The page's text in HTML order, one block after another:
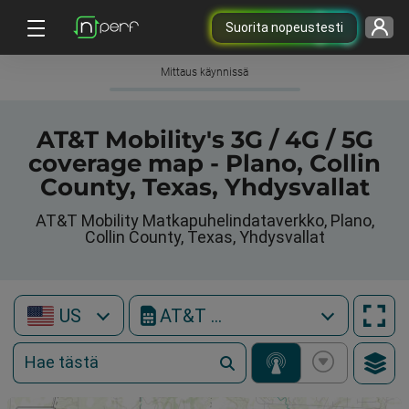
Suorita nopeustesti
Mittaus käynnissä
AT&T Mobility's 3G / 4G / 5G
coverage map - Plano, Collin
County, Texas, Yhdysvallat
AT&T Mobility Matkapuhelindataverkko, Plano,
Collin County, Texas, Yhdysvallat
US AT&T Mobility